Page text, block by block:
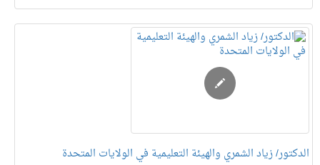
الدكتور/ زياد الشمري والهيئة التعليمية في الولايات المتحدة